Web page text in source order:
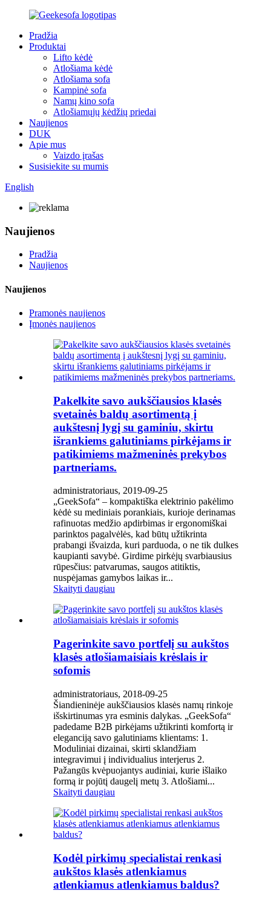
Pradžia
Produktai
Lifto kėdė
Atlošiama kėdė
Atlošiama sofa
Kampinė sofa
Namų kino sofa
Atlošiamųjų kėdžių priedai
Naujienos
DUK
Apie mus
Vaizdo įrašas
Susisiekite su mumis
English
Naujienos
Pradžia
Naujienos
Naujienos
Pramonės naujienos
Įmonės naujienos
Pakelkite savo aukščiausios klasės
svetainės baldų asortimentą į
aukštesnį lygį su gaminiu, skirtu
išrankiems galutiniams pirkėjams ir
patikimiems mažmeninės prekybos
partneriams.
administratoriaus, 2019-09-25
„GeekSofa“ – kompaktiška elektrinio pakėlimo
kėdė su mediniais porankiais, kurioje derinamas
rafinuotas medžio apdirbimas ir ergonomiškai
parinktos pagalvėlės, kad būtų užtikrinta
prabangi išvaizda, kuri parduoda, o ne tik dulkes
kaupianti savybė. Girdime pirkėjų svarbiausius
rūpesčius: patvarumas, saugos atitiktis,
nuspėjamas gamybos laikas ir...
Skaityti daugiau
Pagerinkite savo portfelį su aukštos
klasės atlošiamaisiais krėslais ir
sofomis
administratoriaus, 2018-09-25
Šiandieninėje aukščiausios klasės namų rinkoje
išskirtinumas yra esminis dalykas. „GeekSofa“
padedame B2B pirkėjams užtikrinti komfortą ir
eleganciją savo galutiniams klientams: 1.
Moduliniai dizainai, skirti sklandžiam
integravimui į individualius interjerus 2.
Pažangūs kvėpuojantys audiniai, kurie išlaiko
formą ir pojūtį daugelį metų 3. Atlošiami...
Skaityti daugiau
Kodėl pirkimų specialistai renkasi
aukštos klasės atlenkiamus
atlenkiamus atlenkiamus baldus?